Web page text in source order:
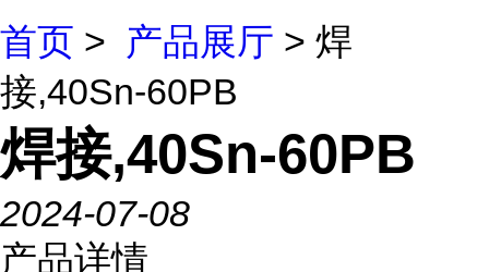
首页 > 产品展厅 > 焊
接,40Sn-60PB
焊接,40Sn-60PB
2024-07-08
产品详情